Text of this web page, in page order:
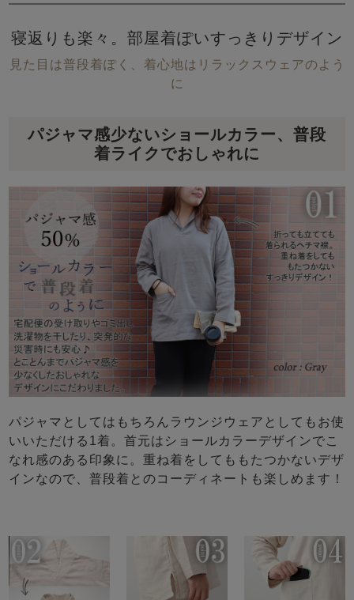
寝返りも楽々。部屋着ぽいすっきりデザイン
見た目は普段着ぽく、着心地はリラックスウェアのよう
に
パジャマ感少ないショールカラー、普段
着ライクでおしゃれに
パジャマとしてはもちろんラウンジウェアとしてもお使
いいただける1着。首元はショールカラーデザインでこ
なれ感のある印象に。重ね着をしてももたつかないデザ
インなので、普段着とのコーディネートも楽しめます！